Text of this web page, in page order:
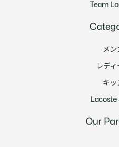
Team
メン
レディ
キッ
Our